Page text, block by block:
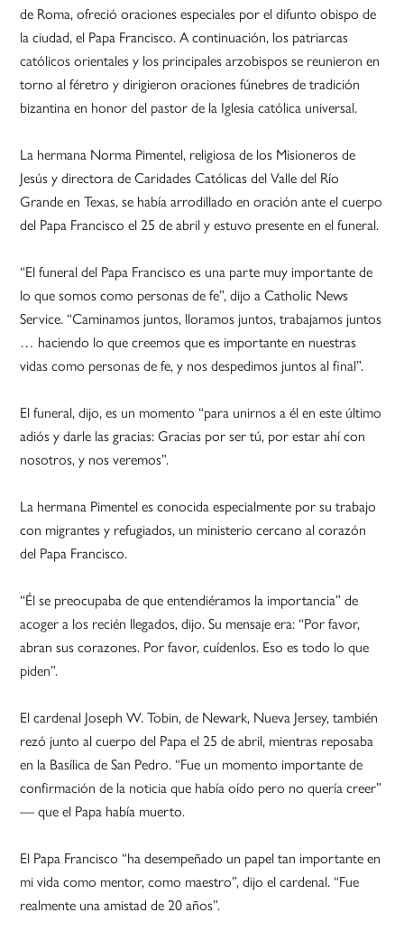
de Roma, ofreció oraciones especiales por el difunto obispo de
la ciudad, el Papa Francisco. A continuación, los patriarcas
católicos orientales y los principales arzobispos se reunieron en
torno al féretro y dirigieron oraciones fúnebres de tradición
bizantina en honor del pastor de la Iglesia católica universal.
La hermana Norma Pimentel, religiosa de los Misioneros de
Jesús y directora de Caridades Católicas del Valle del Río
Grande en Texas, se había arrodillado en oración ante el cuerpo
del Papa Francisco el 25 de abril y estuvo presente en el funeral.
“El funeral del Papa Francisco es una parte muy importante de
lo que somos como personas de fe”, dijo a Catholic News
Service. “Caminamos juntos, lloramos juntos, trabajamos juntos
… haciendo lo que creemos que es importante en nuestras
vidas como personas de fe, y nos despedimos juntos al final”.
El funeral, dijo, es un momento “para unirnos a él en este último
adiós y darle las gracias: Gracias por ser tú, por estar ahí con
nosotros, y nos veremos”.
La hermana Pimentel es conocida especialmente por su trabajo
con migrantes y refugiados, un ministerio cercano al corazón
del Papa Francisco.
“Él se preocupaba de que entendiéramos la importancia” de
acoger a los recién llegados, dijo. Su mensaje era: “Por favor,
abran sus corazones. Por favor, cuídenlos. Eso es todo lo que
piden”.
El cardenal Joseph W. Tobin, de Newark, Nueva Jersey, también
rezó junto al cuerpo del Papa el 25 de abril, mientras reposaba
en la Basílica de San Pedro. “Fue un momento importante de
confirmación de la noticia que había oído pero no quería creer”
— que el Papa había muerto.
El Papa Francisco “ha desempeñado un papel tan importante en
mi vida como mentor, como maestro”, dijo el cardenal. “Fue
realmente una amistad de 20 años”.